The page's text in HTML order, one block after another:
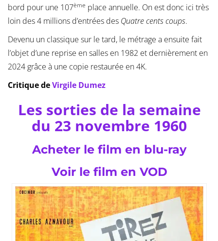
bord pour une 107ème place annuelle. On est donc ici très
loin des 4 millions d’entrées des Quatre cents coups.
Devenu un classique sur le tard, le métrage a ensuite fait
l’objet d’une reprise en salles en 1982 et dernièrement en
2024 grâce à une copie restaurée en 4K.
Critique deVirgile Dumez
Les sorties de la semaine
du 23 novembre 1960
Acheter le film en blu-ray
Voir le film en VOD